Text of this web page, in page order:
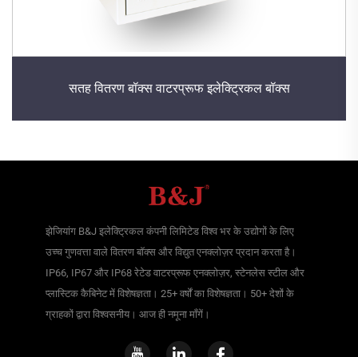
सतह वितरण बॉक्स वाटरप्रूफ इलेक्ट्रिकल बॉक्स
झेजियांग B&J इलेक्ट्रिकल कंपनी लिमिटेड विश्व भर के उद्योगों के लिए
उच्च गुणवत्ता वाले वितरण बॉक्स और विद्युत एनक्लोज़र प्रदान करता है।
IP66, IP67 और IP68 रेटेड वाटरप्रूफ एनक्लोज़र, स्टेनलेस स्टील और
प्लास्टिक कैबिनेट में विशेषज्ञता। 25+ वर्षों का विशेषज्ञता। 50+ देशों के
ग्राहकों द्वारा विश्वसनीय। आज ही नमूना माँगें।